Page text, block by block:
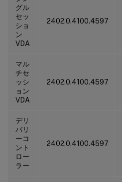
グル
セッ
ショ
ン
VDA
2402.0.4100.4597
マル
チセ
ッシ
ョン
VDA
2402.0.4100.4597
デリ
バリ
ーコ
ント
ロー
ラー
2402.0.4100.4597